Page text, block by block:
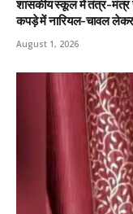
शासकीय स्कूल में तंत्र-मंत्र से
कपड़े में नारियल-चावल लेकर
August 1, 2026